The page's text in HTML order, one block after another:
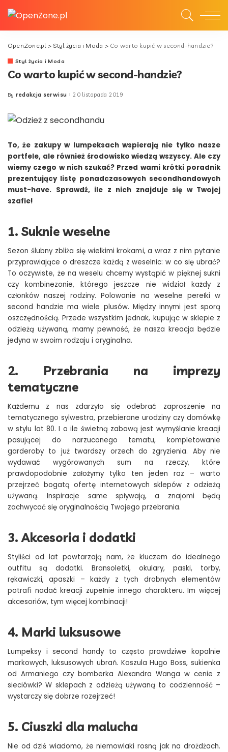
OpenZone.pl>Styl życia i Moda > Co warto kupić w second-handzie?
Styl życia i Moda
Co warto kupić w second-handzie?
Posted
By redakcja serwisu 20 listopada 2019
To, że zakupy w lumpeksach wspierają nie tylko nasze
portfele, ale również środowisko wiedzą wszyscy. Ale czy
wiemy czego w nich szukać? Przed wami krótki poradnik
prezentujący listę ponadczasowych secondhandowych
must-have. Sprawdź, ile z nich znajduje się w Twojej
szafie!
1. Suknie weselne
Sezon ślubny zbliża się wielkimi krokami, a wraz z nim pytanie
przyprawiające o dreszcze każdą z weselnic: w co się ubrać?
To oczywiste, że na weselu chcemy wystąpić w pięknej sukni
czy kombinezonie, którego jeszcze nie widział każdy z
członków naszej rodziny. Polowanie na weselne perełki w
second handzie ma wiele plusów. Między innymi jest sporą
oszczędnością. Przede wszystkim jednak, kupując w sklepie z
odzieżą używaną, mamy pewność, że nasza kreacja będzie
jedyna w swoim rodzaju i oryginalna.
2. Przebrania na imprezy
tematyczne
Każdemu z nas zdarzyło się odebrać zaproszenie na
tematycznego sylwestra, przebierane urodziny czy domówkę
w stylu lat 80. I o ile świetną zabawą jest wymyślanie kreacji
pasującej do narzuconego tematu, kompletowanie
garderoby to już twardszy orzech do zgryzienia. Aby nie
wydawać wygórowanych sum na rzeczy, które
prawdopodobnie założymy tylko ten jeden raz – warto
przejrzeć bogatą ofertę internetowych sklepów z odzieżą
używaną. Inspiracje same spływają, a znajomi będą
zachwycać się oryginalnością Twojego przebrania.
3. Akcesoria i dodatki
Styliści od lat powtarzają nam, że kluczem do idealnego
outfitu są dodatki. Bransoletki, okulary, paski, torby,
rękawiczki, apaszki – każdy z tych drobnych elementów
potrafi nadać kreacji zupełnie innego charakteru. Im więcej
akcesoriów, tym więcej kombinacji!
4. Marki luksusowe
Lumpeksy i second handy to często prawdziwe kopalnie
markowych, luksusowych ubrań. Koszula Hugo Boss, sukienka
od Armaniego czy bomberka Alexandra Wanga w cenie z
sieciówki? W sklepach z odzieżą używaną to codzienność –
wystarczy się dobrze rozejrzeć!
5. Ciuszki dla malucha
Nie od dziś wiadomo, że niemowlaki rosną jak na drożdżach.